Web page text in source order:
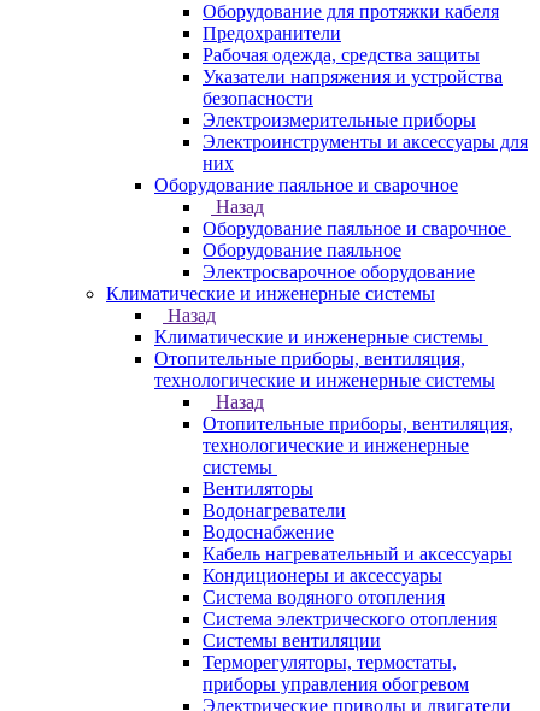
Оборудование для протяжки кабеля
Предохранители
Рабочая одежда, средства защиты
Указатели напряжения и устройства
безопасности
Электроизмерительные приборы
Электроинструменты и аксессуары для
них
Оборудование паяльное и сварочное
Назад
Оборудование паяльное и сварочное
Оборудование паяльное
Электросварочное оборудование
Климатические и инженерные системы
Назад
Климатические и инженерные системы
Отопительные приборы, вентиляция,
технологические и инженерные системы
Назад
Отопительные приборы, вентиляция,
технологические и инженерные
системы
Вентиляторы
Водонагреватели
Водоснабжение
Кабель нагревательный и аксессуары
Кондиционеры и аксессуары
Система водяного отопления
Система электрического отопления
Системы вентиляции
Терморегуляторы, термостаты,
приборы управления обогревом
Электрические приводы и двигатели